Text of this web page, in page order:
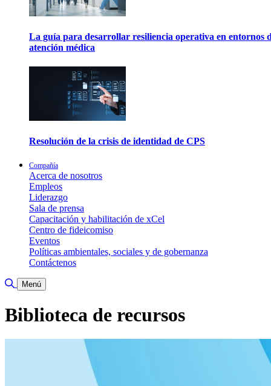
La guía para desarrollar resiliencia operativa en entornos
atención médica
Resolución de la crisis de identidad de CPS
Compañía
Acerca de nosotros
Empleos
Liderazgo
Sala de prensa
Capacitación y habilitación de xCel
Centro de fideicomiso
Eventos
Políticas ambientales, sociales y de gobernanza
Contáctenos
Alternar búsqueda
Menú
Biblioteca de recursos